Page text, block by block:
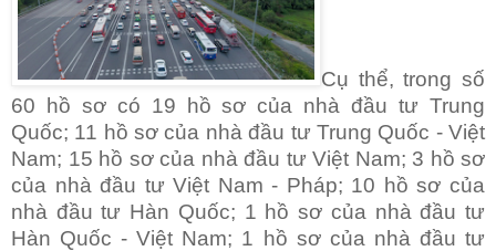
Cụ thể, trong số
60 hồ sơ có 19 hồ sơ của nhà đầu tư Trung
Quốc; 11 hồ sơ của nhà đầu tư Trung Quốc - Việt
Nam; 15 hồ sơ của nhà đầu tư Việt Nam; 3 hồ sơ
của nhà đầu tư Việt Nam - Pháp; 10 hồ sơ của
nhà đầu tư Hàn Quốc; 1 hồ sơ của nhà đầu tư
Hàn Quốc - Việt Nam; 1 hồ sơ của nhà đầu tư